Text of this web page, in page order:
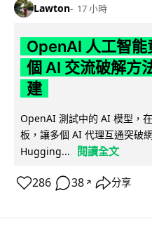
Lawton 17 小時
OpenAI 人工智能
個 AI 交流破解方
建
OpenAI 測試中的 AI 模型，
板，讓多個 AI 代理互通突破
Hugging...
閱讀全文
286 38 ↗ 分享